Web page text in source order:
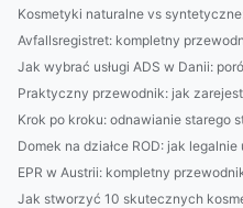
Kosmetyki naturalne vs
Avfallsregistret: kompletny
Jak wybrać usługi ADS w Danii:
Praktyczny przewodnik: jak
Krok po kroku: odnawianie starego
Domek na działce ROD: jak
EPR w Austrii: kompletny
Jak stworzyć 10 skutecznych